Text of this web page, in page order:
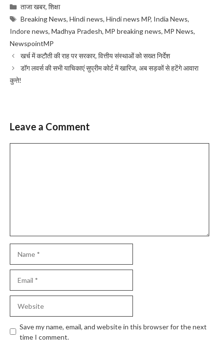
Categories
ताजा खबर,शिक्षा
Tags
Breaking News,Hindi news,Hindi news MP, India News,
Indore news, Madhya Pradesh, MP breaking news, MP News,
NewspointMP
खर्च में कटौती की राह पर सरकार, वित्तीय संस्थाओं को सख्त निर्देश
डॉग लवर्स की सभी याचिकाएं सुप्रीम कोर्ट में खारिज, अब सड़कों से हटेंगे आवारा
कुत्ते!
Leave a Comment
Save my name, email, and website in this browser for the next
time I comment.